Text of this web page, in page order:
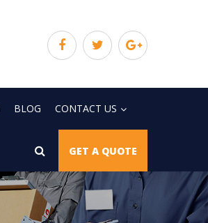
BLOG CONTACT US
GET A QUOTE